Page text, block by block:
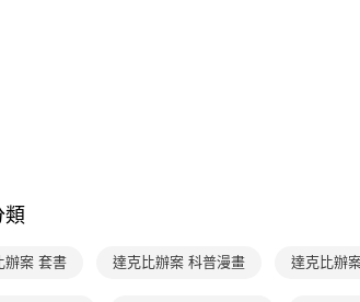
類
辦案 套書 達克比辦案 科普漫畫 達克比辦